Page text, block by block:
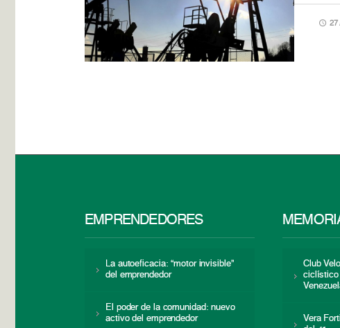
27
EMPRENDEDORES
La autoeficacia: “motor invisible”
del emprendedor
El poder de la comunidad: nuevo
activo del emprendedor
Club
ciclístico
Vera